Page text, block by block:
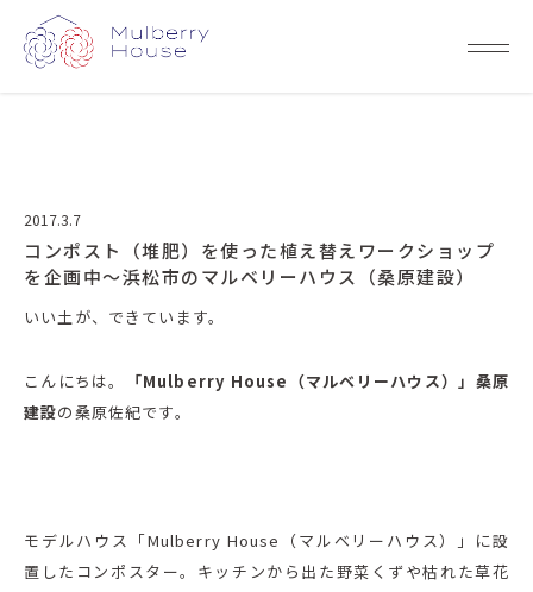
2017.3.7
コンポスト（堆肥）を使った植え替えワークショップ
を企画中～浜松市のマルベリーハウス（桑原建設）
いい土が、できています。
こんにちは。
「Mulberry House（マルベリーハウス）」桑原
建設の桑原佐紀です。
モデルハウス「Mulberry House（マルベリーハウス）」に設
置したコンポスター。キッチンから出た野菜くずや枯れた草花